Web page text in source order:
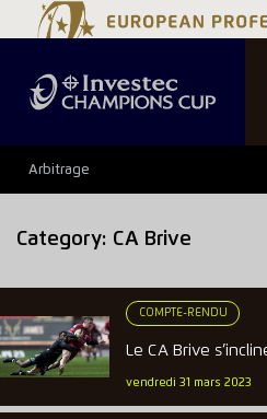
Arbitrage
Category: CA Brive
COMPTE-RENDU
Le CA Brive
vendredi 31 mars 2023